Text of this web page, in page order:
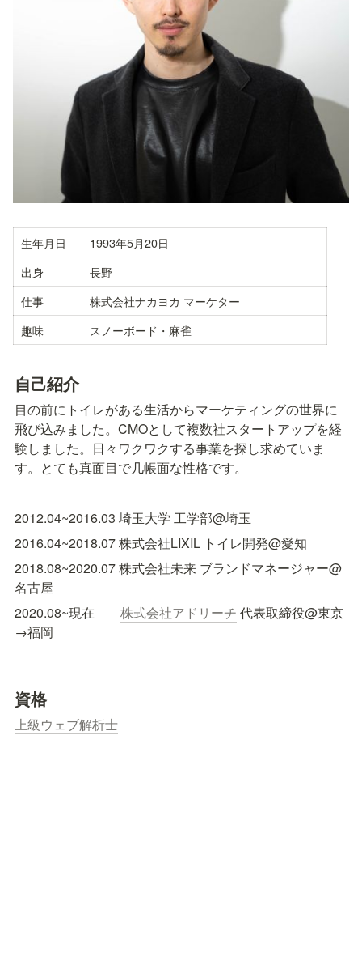
生年月日
1993年5月20日
出身
長野
仕事
株式会社ナカヨカ マーケター
趣味
スノーボード・麻雀
自己紹介
目の前にトイレがある生活からマーケティングの世界に
飛び込みました。CMOとして複数社スタートアップを経
験しました。日々ワクワクする事業を探し求めていま
す。とても真面目で几帳面な性格です。
2012.04~2016.03 埼玉大学 工学部@埼玉
2016.04~2018.07 株式会社LIXIL トイレ開発@愛知
2018.08~2020.07 株式会社未来 ブランドマネージャー@
名古屋
2020.08~現在 株式会社アドリーチ 代表取締役@東京
→福岡
資格
上級ウェブ解析士